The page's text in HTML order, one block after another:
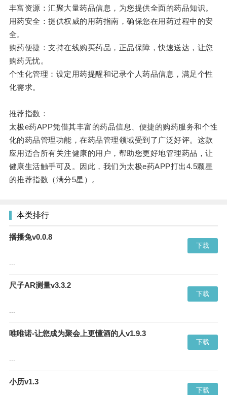
丰富资源：汇聚大量药品信息，为您提供全面的药品知识。
用药安全：提供权威的用药指南，确保您在用药过程中的安
全。
购药便捷：支持在线购买药品，正品保障，快速送达，让您
购药无忧。
个性化管理：设定用药提醒和记录个人药品信息，满足个性
化需求。
推荐指数：
太极e药APP凭借其丰富的药品信息、便捷的购药服务和个性
化的药品管理功能，在药品管理领域受到了广泛好评。这款
应用适合所有关注健康的用户，帮助您更好地管理药品，让
健康生活触手可及。因此，我们为太极e药APP打出4.5颗星
的推荐指数（满分5星）。
本类排行
播播兔v0.0.8
...
下载
尺子AR测量v3.3.2
...
下载
唯唯诺-让您成为聚会上更懂酒的人v1.9.3
...
下载
小历v1.3
下载